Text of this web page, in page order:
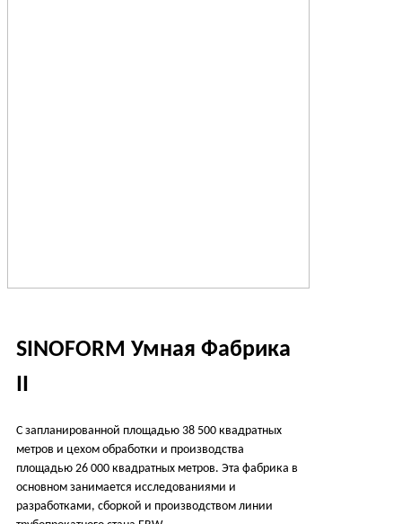
SINOFORM Умная Фабрика
II
С запланированной площадью 38 500 квадратных
метров и цехом обработки и производства
площадью 26 000 квадратных метров. Эта фабрика в
основном занимается исследованиями и
разработками, сборкой и производством линии